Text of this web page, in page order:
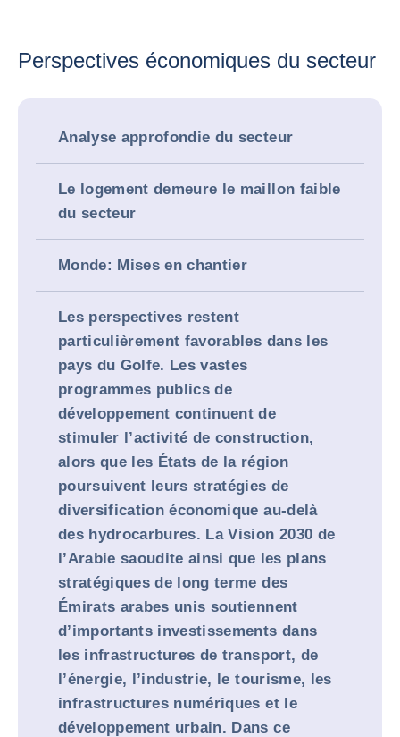
Perspectives économiques du secteur
Analyse approfondie du secteur
Le logement demeure le maillon faible
du secteur
Monde: Mises en chantier
Les perspectives restent
particulièrement favorables dans les
pays du Golfe. Les vastes
programmes publics de
développement continuent de
stimuler l’activité de construction,
alors que les États de la région
poursuivent leurs stratégies de
diversification économique au-delà
des hydrocarbures. La Vision 2030 de
l’Arabie saoudite ainsi que les plans
stratégiques de long terme des
Émirats arabes unis soutiennent
d’importants investissements dans
les infrastructures de transport, de
l’énergie, l’industrie, le tourisme, les
infrastructures numériques et le
développement urbain. Dans ce